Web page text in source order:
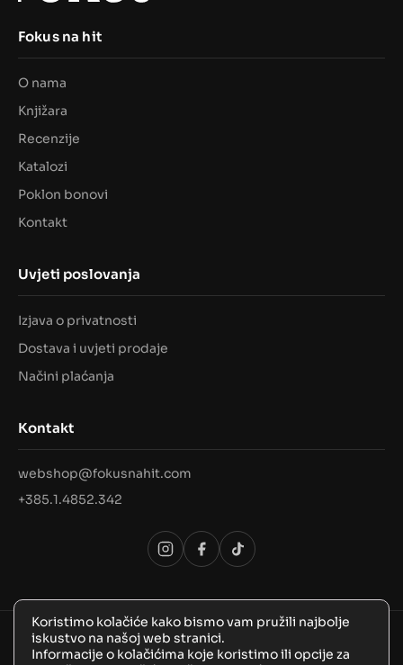
Fokus na hit
O nama
Knjižara
Recenzije
Katalozi
Poklon bonovi
Kontakt
Uvjeti poslovanja
Izjava o privatnosti
Dostava i uvjeti prodaje
Načini plaćanja
Kontakt
webshop@fokusnahit.com
+385.1.4852.342
© 2026 Sva prava pridržana, FokusNaHit!
Koristimo kolačiće kako bismo vam pružili najbolje
iskustvo na našoj web stranici.
Informacije o kolačićima koje koristimo ili opcije za